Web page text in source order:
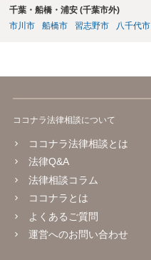
千葉・船橋・浦安 (千葉市外)
市川市
船橋市 習志野市 八千代市
ココナラ法律相談について
ココナラ法律相談とは
法律Q&A
法律相談コラム
ココナラとは
よくあるご質問
運営へのお問い合わせ